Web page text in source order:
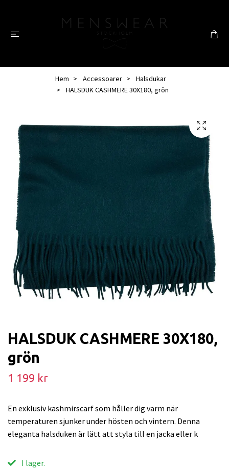
Hem Accessoarer
Halsdukar
HALSDUK CASHMERE 30X180, grön
HALSDUK CASHMERE 30X180,
grön
1 199 kr
En exklusiv kashmirscarf som håller dig varm när
temperaturen sjunker under hösten och vintern. Denna
eleganta halsduken är lätt att styla till en jacka eller k
I lager.